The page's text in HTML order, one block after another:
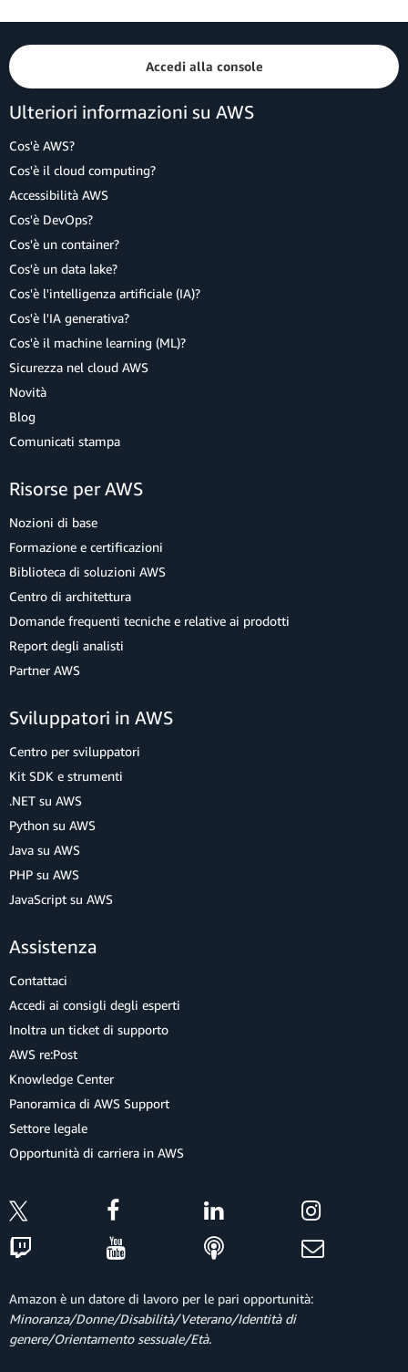
Accedi alla console
Ulteriori informazioni su AWS
Cos'è AWS?
Cos'è il cloud computing?
Accessibilità AWS
Cos'è DevOps?
Cos'è un container?
Cos'è un data lake?
Cos'è l'intelligenza artificiale (IA)?
Cos'è l'IA generativa?
Cos'è il machine learning (ML)?
Sicurezza nel cloud AWS
Novità
Blog
Comunicati stampa
Risorse per AWS
Nozioni di base
Formazione e certificazioni
Biblioteca di soluzioni AWS
Centro di architettura
Domande frequenti tecniche e relative ai prodotti
Report degli analisti
Partner AWS
Sviluppatori in AWS
Centro per sviluppatori
Kit SDK e strumenti
.NET su AWS
Python su AWS
Java su AWS
PHP su AWS
JavaScript su AWS
Assistenza
Contattaci
Accedi ai consigli degli esperti
Inoltra un ticket di supporto
AWS re:Post
Knowledge Center
Panoramica di AWS Support
Settore legale
Opportunità di carriera in AWS
Amazon è un datore di lavoro per le pari opportunità:
Minoranza/Donne/Disabilità/Veterano/Identità di
genere/Orientamento sessuale/Età.